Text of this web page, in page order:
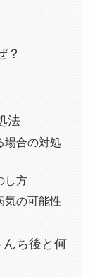
？
法
場合の対処
し方
気の可能性
んち後と何